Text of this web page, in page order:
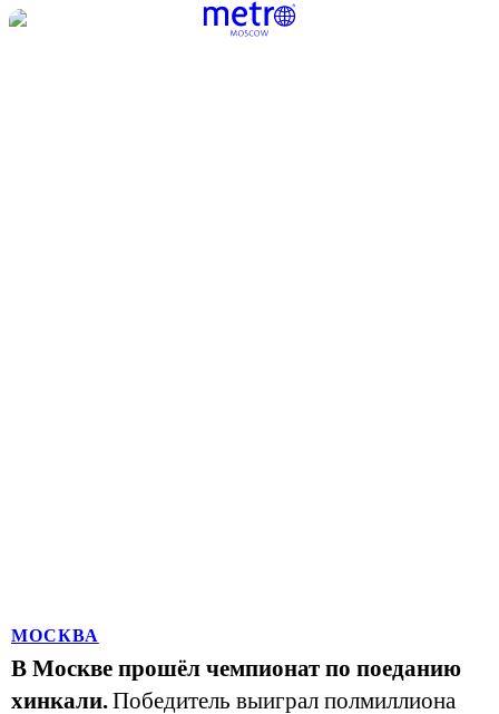
МОСКВА
В Москве прошёл чемпионат по поеданию
хинкали.Победитель выиграл полмиллиона